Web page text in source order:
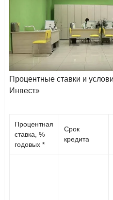
Процентные ставки и
Инвест»
Процентная
ставка, %
годовых *
Срок
кредита